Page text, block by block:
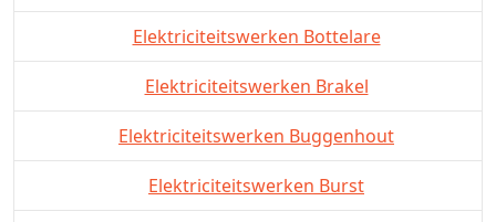
Elektriciteitswerken Bottelare
Elektriciteitswerken Brakel
Elektriciteitswerken Buggenhout
Elektriciteitswerken Burst